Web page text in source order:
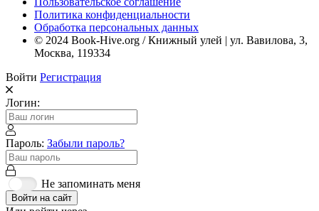
Политика конфиденциальности
Обработка персональных данных
© 2024 Book-Hive.org / Книжный улей | ул. Вавилова, 3,
Москва, 119334
Войти Регистрация
Логин:
Пароль: Забыли пароль?
Не запоминать меня
Войти на сайт